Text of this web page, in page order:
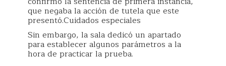
que negaba la acción de tutela que este
presentó.Cuidados especiales
Sin embargo, la sala dedicó un apartado
para establecer algunos parámetros a la
hora de practicar la prueba.